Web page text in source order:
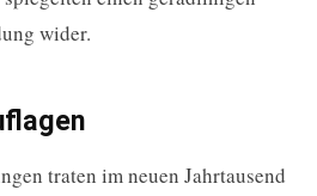
wider.
traten im neuen Jahrtausend